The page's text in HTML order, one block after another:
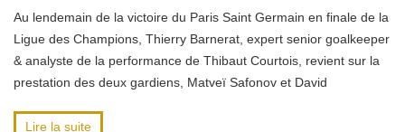
Au lendemain de la victoire du Paris Saint Germain en finale de la
Ligue des Champions, Thierry Barnerat, expert senior goalkeeper
& analyste de la performance de Thibaut Courtois, revient sur la
prestation des deux gardiens, Matveï Safonov et David
Lire la suite